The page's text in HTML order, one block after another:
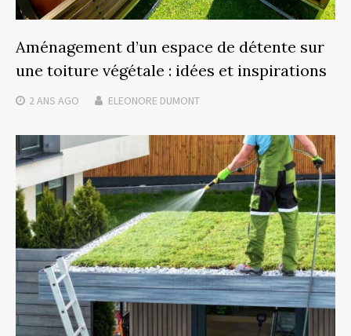
Aménagement d’un espace de détente sur
une toiture végétale : idées et inspirations
2 ANS AGO ELEONORE DUMONT